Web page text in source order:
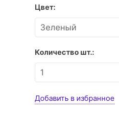
Цвет:
Количество шт.:
Добавить в избранное